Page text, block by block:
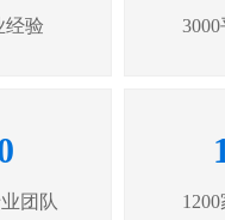
经验
团队